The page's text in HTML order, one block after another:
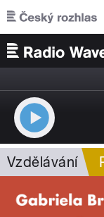
Přejít k hlavnímu
Vzdělávání